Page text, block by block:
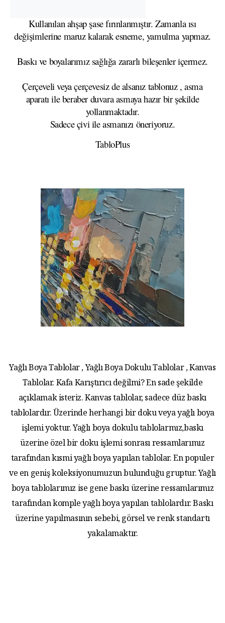
Kullanılan ahşap şase fırınlanmıştır. Zamanla ısı
değişimlerine maruz kalarak esneme, yamulma yapmaz.
Baskı ve boyalarımız sağlığa zararlı bileşenler içermez.
Çerçeveli veya çerçevesiz de alsanız tablonuz , asma
aparatı ile beraber duvara asmaya hazır bir şekilde
yollanmaktadır.
Sadece çivi ile asmanızı öneriyoruz.
TabloPlus
Yağlı Boya Tablolar , Yağlı Boya Dokulu Tablolar , Kanvas
Tablolar. Kafa Karıştırıcı değilmi? En sade şekilde
açıklamak isteriz. Kanvas tablolar, sadece düz baskı
tablolardır. Üzerinde herhangi bir doku veya yağlı boya
işlemi yoktur. Yağlı boya dokulu tablolarmız,baskı
üzerine özel bir doku işlemi sonrası ressamlarımız
tarafından kısmi yağlı boya yapılan tablolar. En populer
ve en geniş koleksiyonumuzun bulunduğu gruptur. Yağlı
boya tablolarımız ise gene baskı üzerine ressamlarımız
tarafından komple yağlı boya yapılan tablolardır. Baskı
üzerine yapılmasının sebebi, görsel ve renk standartı
yakalamaktır.